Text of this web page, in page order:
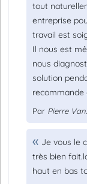
tout
entreprise
travail est
Il nous est
nous
solution
recommande
Par Pierre
Je vous le
très bien
haut en bas